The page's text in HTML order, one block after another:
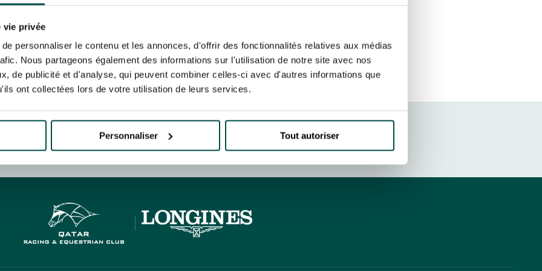
vie privée
personnaliser le contenu et les annonces, d'offrir des fonctionnalités relatives aux médias
Nous partageons également des informations sur l'utilisation de notre site avec nos
de publicité et d'analyse, qui peuvent combiner celles-ci avec d'autres informations que
ont collectées lors de votre utilisation de leurs services.
Personnaliser Tout autoriser
- 14TH JULY
BTOB – ENTERPRISES DRESS CODE
SUBSCRIBE
at any time by using the “unsubscribe” link displayed in the newsletter.Find out moreabout how your data and
ET ÉVÉNEMENTS